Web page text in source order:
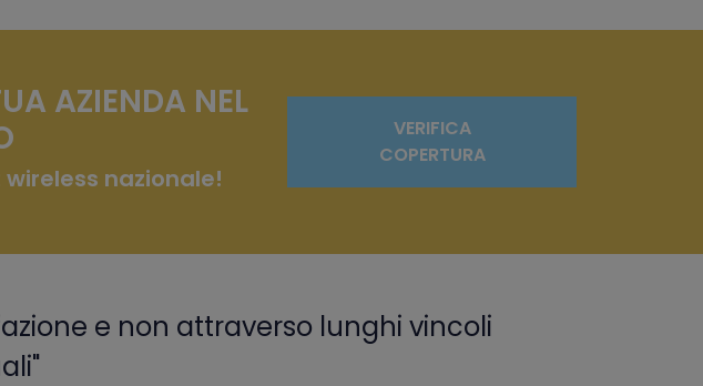
AZIENDA NEL
nazionale!
VERIFICA
COPERTURA
e non attraverso lunghi vincoli